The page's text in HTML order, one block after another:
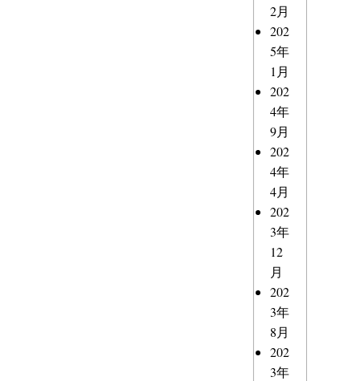
2月
202
5年
1月
202
4年
9月
202
4年
4月
202
3年
12
月
202
3年
8月
202
3年